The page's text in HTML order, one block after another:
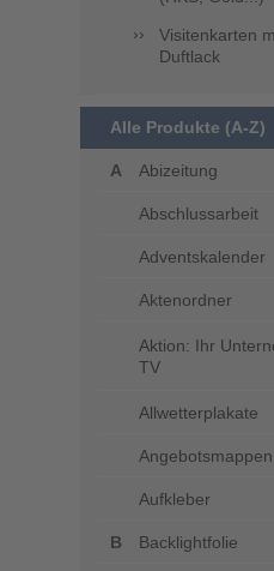
Visitenkarten
Duftlack
Alle Produkte (A-Z)
Abizeitung
Abschlussarbeit
Adventskalender
Aktenordner
Aktion: Ihr
TV
Allwetterplakate
Angebotsmappen
Aufkleber
Backlightfolie